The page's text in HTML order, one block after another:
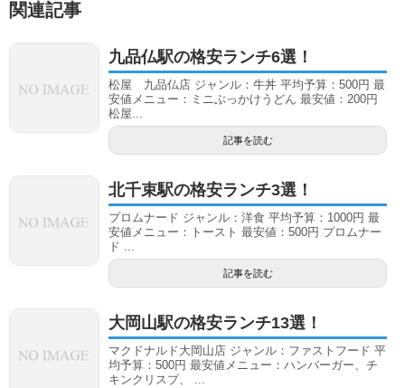
関連記事
九品仏駅の格安ランチ6選！
松屋 九品仏店 ジャンル：牛丼 平均予算：500円 最
安値メニュー：ミニぶっかけうどん 最安値：200円
松屋...
記事を読む
北千束駅の格安ランチ3選！
プロムナード ジャンル：洋食 平均予算：1000円 最
安値メニュー：トースト 最安値：500円 プロムナー
ド ...
記事を読む
大岡山駅の格安ランチ13選！
マクドナルド大岡山店 ジャンル：ファストフード 平
均予算：500円 最安値メニュー：ハンバーガー、チ
キンクリスプ、 ...